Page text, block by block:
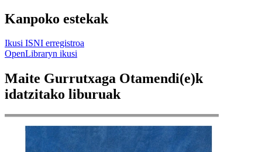
Kanpoko estekak
Ikusi ISNI erregistroa
OpenLibraryn ikusi
Maite Gurrutxaga Otamendi(e)k
idatzitako liburuak